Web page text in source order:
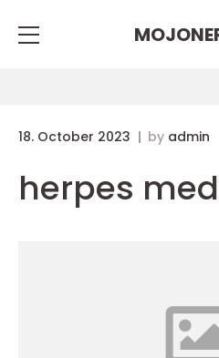
18. October 2023 by admin
herpes